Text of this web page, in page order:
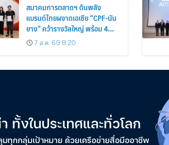
สมาคมการตลาดฯ ดันพลัง
แบรนด์ไทยผงาดเอเชีย “CPF-นัน
ยาง” คว้ารางวัลใหญ่ พร้อม 4
นักการตลาดไทยกวาดรางวัล
บุคคลเวที AMF AMEA & YWN
7 ส.ค. 69 8:20